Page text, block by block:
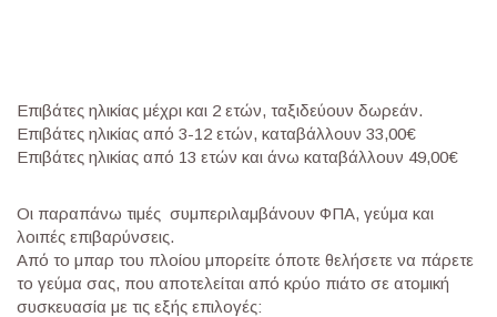
Επιβάτες ηλικίας μέχρι και 2 ετών, ταξιδεύουν δωρεάν.
Επιβάτες ηλικίας από 3-12 ετών, καταβάλλουν 33,00€
Επιβάτες ηλικίας από 13 ετών και άνω καταβάλλουν 49,00€
Οι παραπάνω τιμές συμπεριλαμβάνουν ΦΠΑ, γεύμα και
λοιπές επιβαρύνσεις.
Από το μπαρ του πλοίου μπορείτε όποτε θελήσετε να πάρετε
το γεύμα σας, που αποτελείται από κρύο πιάτο σε ατομική
συσκευασία με τις εξής επιλογές: